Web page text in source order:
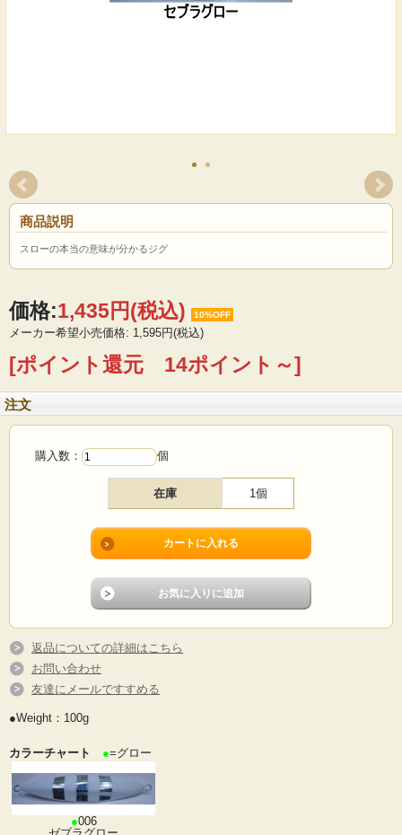
商品説明
スローの本当の意味が分かるジグ
価格:1,435円(税込) 10%OFF
メーカー希望小売価格: 1,595円(税込)
[ポイント還元 14ポイント～]
注文
購入数： 個
在庫 1個
返品についての詳細はこちら
お問い合わせ
友達にメールですすめる
●Weight：100g
カラーチャート ●=グロー
●006